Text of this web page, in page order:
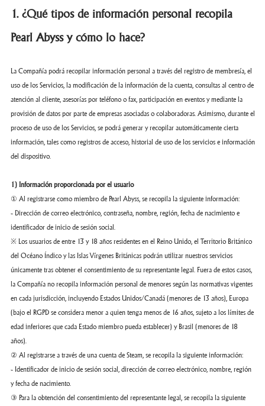
1. ¿Qué tipos de información personal recopila
Pearl Abyss y cómo lo hace?
La Compañía podrá recopilar información personal a través del registro de membresía, el
uso de los Servicios, la modificación de la información de la cuenta, consultas al centro de
atención al cliente, asesorías por teléfono o fax, participación en eventos y mediante la
provisión de datos por parte de empresas asociadas o colaboradoras. Asimismo, durante el
proceso de uso de los Servicios, se podrá generar y recopilar automáticamente cierta
información, tales como registros de acceso, historial de uso de los servicios e información
del dispositivo.
1) Información proporcionada por el usuario
① Al registrarse como miembro de Pearl Abyss, se recopila la siguiente información:
- Dirección de correo electrónico, contraseña, nombre, región, fecha de nacimiento e
identificador de inicio de sesión social.
※ Los usuarios de entre 13 y 18 años residentes en el Reino Unido, el Territorio Británico
del Océano Índico y las Islas Vírgenes Británicas podrán utilizar nuestros servicios
únicamente tras obtener el consentimiento de su representante legal. Fuera de estos casos,
la Compañía no recopila información personal de menores según las normativas vigentes
en cada jurisdicción, incluyendo Estados Unidos/Canadá (menores de 13 años), Europa
(bajo el RGPD se considera menor a quien tenga menos de 16 años, sujeto a los límites de
edad inferiores que cada Estado miembro pueda establecer) y Brasil (menores de 18
años).
② Al registrarse a través de una cuenta de Steam, se recopila la siguiente información:
- Identificador de inicio de sesión social, dirección de correo electrónico, nombre, región
y fecha de nacimiento.
③ Para la obtención del consentimiento del representante legal, se recopila la siguiente